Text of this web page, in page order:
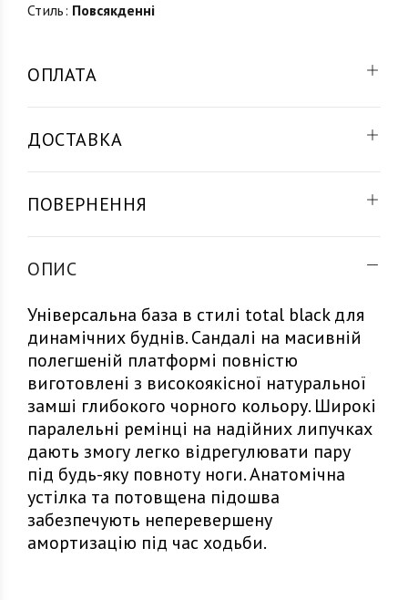
Стиль: Повсякденні
ОПЛАТА
ДОСТАВКА
ПОВЕРНЕННЯ
ОПИС
Універсальна база в стилі total black для
динамічних буднів. Сандалі на масивній
полегшеній платформі повністю
виготовлені з високоякісної натуральної
замші глибокого чорного кольору. Широкі
паралельні ремінці на надійних липучках
дають змогу легко відрегулювати пару
під будь-яку повноту ноги. Анатомічна
устілка та потовщена підошва
забезпечують неперевершену
амортизацію під час ходьби.